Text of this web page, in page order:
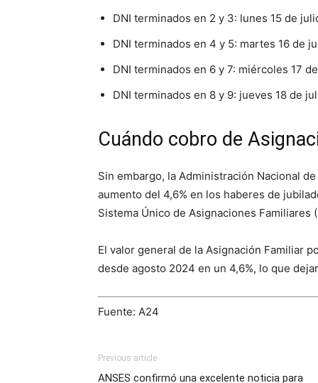
DNI terminados en 2 y 3: lunes 15 de
DNI terminados en 4 y 5: martes 16 de
DNI terminados en 6 y 7: miércoles 17
DNI terminados en 8 y 9: jueves 18 de
Cuándo cobro de
Sin embargo, la Administración Nacional
aumento del 4,6% en los haberes de
Sistema Único de Asignaciones Familiares
El valor general de la Asignación Familiar
desde agosto 2024 en un 4,6%, lo que
Fuente: A24
Previous article
ANSES confirmó una excelente noticia para